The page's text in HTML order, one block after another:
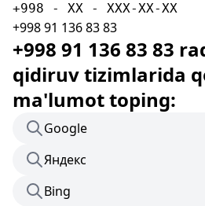
+998 - XX - XXX-XX-XX
+998 91 136 83 83
+998 91 136 83 83
qidiruv tizimlarida
ma'lumot toping:
Google
Яндекс
Bing